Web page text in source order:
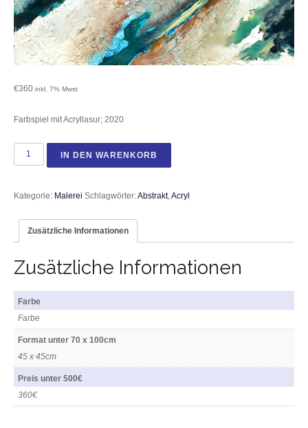
€360 inkl. 7% Mwst
Farbspiel mit Acryllasur; 2020
Indigo abstrakt Menge
IN DEN WARENKORB
Kategorie: Malerei Schlagwörter:Abstrakt,Acryl
Zusätzliche Informationen
Zusätzliche Informationen
Farbe
Farbe
Format unter 70 x 100cm
45 x 45cm
Preis unter 500€
360€